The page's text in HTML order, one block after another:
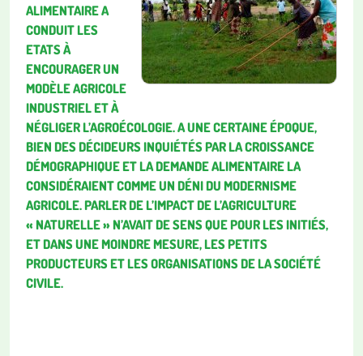
ALIMENTAIRE A
CONDUIT LES
ETATS À
ENCOURAGER UN
MODÈLE AGRICOLE
INDUSTRIEL ET À
NÉGLIGER L’AGROÉCOLOGIE. A UNE CERTAINE ÉPOQUE,
BIEN DES DÉCIDEURS INQUIÉTÉS PAR LA CROISSANCE
DÉMOGRAPHIQUE ET LA DEMANDE ALIMENTAIRE LA
CONSIDÉRAIENT COMME UN DÉNI DU MODERNISME
AGRICOLE. PARLER DE L’IMPACT DE L’AGRICULTURE
« NATURELLE » N’AVAIT DE SENS QUE POUR LES INITIÉS,
ET DANS UNE MOINDRE MESURE, LES PETITS
PRODUCTEURS ET LES ORGANISATIONS DE LA SOCIÉTÉ
CIVILE.